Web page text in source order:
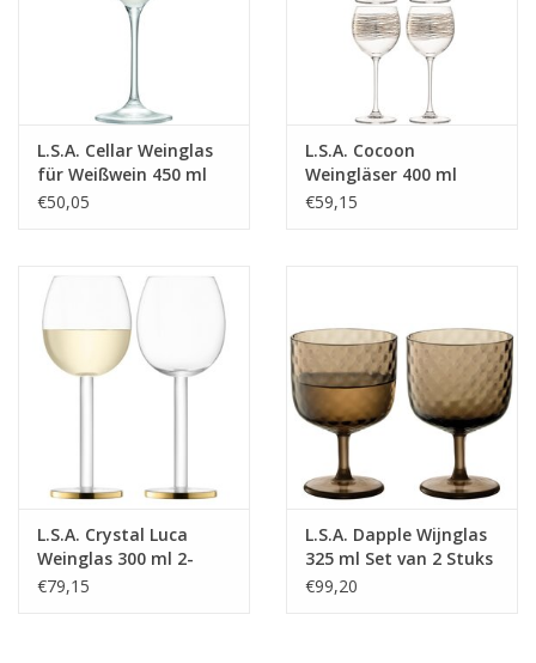
L.S.A. Cellar Weinglas
für Weißwein 450 ml
Satz von 6 Stücken
€50,05
L.S.A. Cocoon
Weingläser 400 ml
Satz von 4 Stücken
€59,15
L.S.A. Crystal Luca
Weinglas 300 ml 2-
teiliges Set
€79,15
L.S.A. Dapple Wijnglas
325 ml Set van 2 Stuks
Earth Brown
€99,20